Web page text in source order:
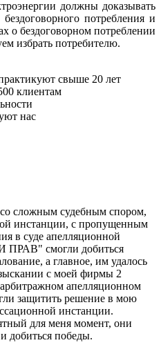
должны доказывать
потребления и
о бездоговорном потреблении
избрать потребителю.
свыше 20 лет
клиентам
нас
сложным судебным спором,
инстанции, с пропущенным
в суде апелляционной
смогли добиться
а главное, им удалось
с моей фирмы 2
апелляционном
защитить решение в мою
инстанции.
для меня момент, они
добиться победы.